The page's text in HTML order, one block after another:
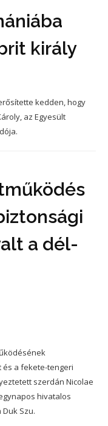
király
kedden, hogy
az Egyesült
a dél-
a fekete-tengeri
szerdán Nicolae
hivatalos
Szu.